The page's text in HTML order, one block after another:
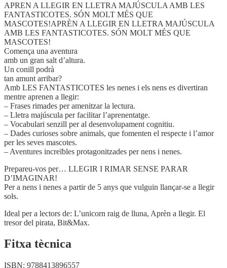
APREN A LLEGIR EN LLETRA MAJÚSCULA AMB LES
FANTASTICOTES. SÓN MOLT MÉS QUE
MASCOTES!APRÈN A LLEGIR EN LLETRA MAJÚSCULA
AMB LES FANTASTICOTES. SÓN MOLT MÉS QUE
MASCOTES!
Comença una aventura
amb un gran salt d’altura.
Un conill podrà
tan amunt arribar?
Amb LES FANTASTICOTES les nenes i els nens es divertiran
mentre aprenen a llegir:
– Frases rimades per amenitzar la lectura.
– Lletra majúscula per facilitar l’aprenentatge.
– Vocabulari senzill per al desenvolupament cognitiu.
– Dades curioses sobre animals, que fomenten el respecte i l’amor
per les seves mascotes.
– Aventures increïbles protagonitzades per nens i nenes.
Prepareu-vos per… LLEGIR I RIMAR SENSE PARAR
D’IMAGINAR!
Per a nens i nenes a partir de 5 anys que vulguin llançar-se a llegir
sols.
Ideal per a lectors de: L’unicorn raig de lluna, Aprèn a llegir. El
tresor del pirata, Bit&Max.
Fitxa tècnica
ISBN: 9788413896557